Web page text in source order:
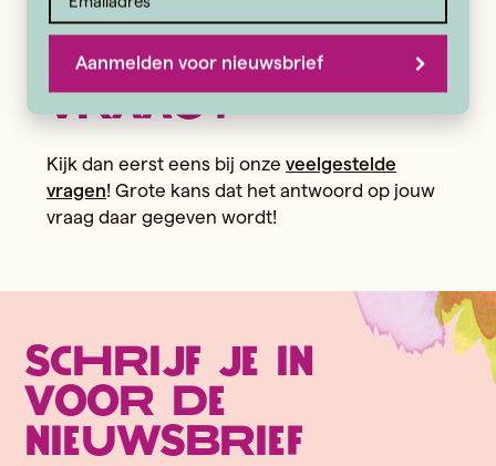
Heb je een
vraag?
Kijk dan eerst eens bij onze veelgestelde
vragen! Grote kans dat het antwoord op jouw
vraag daar gegeven wordt!
Schrijf je in
voor de
nieuwsbrief
Aanmelden voor nieuwsbrief